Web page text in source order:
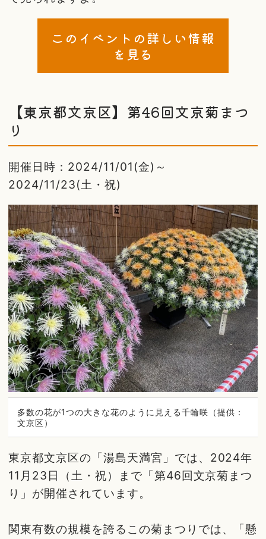
このイベントの詳しい情報
を見る
【東京都文京区】第46回文京菊まつ
り
開催日時：2024/11/01(金)～
2024/11/23(土・祝)
多数の花が1つの大きな花のように見える千輪咲（提供：
文京区）
東京都文京区の「湯島天満宮」では、2024年
11月23日（土・祝）まで「第46回文京菊まつ
り」が開催されています。
関東有数の規模を誇るこの菊まつりでは、「懸